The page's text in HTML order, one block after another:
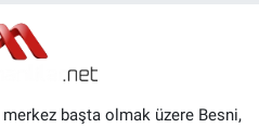
merkez başta olmak üzere Besni,